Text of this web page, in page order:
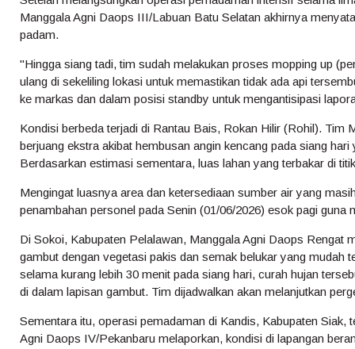
Manggala Agni Daops III/Labuan Batu Selatan akhirnya
padam.
"Hingga siang tadi, tim sudah melakukan proses mopping up
ulang di sekeliling lokasi untuk memastikan tidak ada api
ke markas dan dalam posisi standby untuk mengantisipasi
Kondisi berbeda terjadi di Rantau Bais, Rokan Hilir (Rohil). Tim
berjuang ekstra akibat hembusan angin kencang pada siang
Berdasarkan estimasi sementara, luas lahan yang terbakar di
Mengingat luasnya area dan ketersediaan sumber air yang
penambahan personel pada Senin (01/06/2026) esok pagi guna
Di Sokoi, Kabupaten Pelalawan, Manggala Agni Daops Rengat
gambut dengan vegetasi pakis dan semak belukar yang mudah
selama kurang lebih 30 menit pada siang hari, curah hujan
di dalam lapisan gambut. Tim dijadwalkan akan melanjutkan
Sementara itu, operasi pemadaman di Kandis, Kabupaten Siak,
Agni Daops IV/Pekanbaru melaporkan, kondisi di lapangan